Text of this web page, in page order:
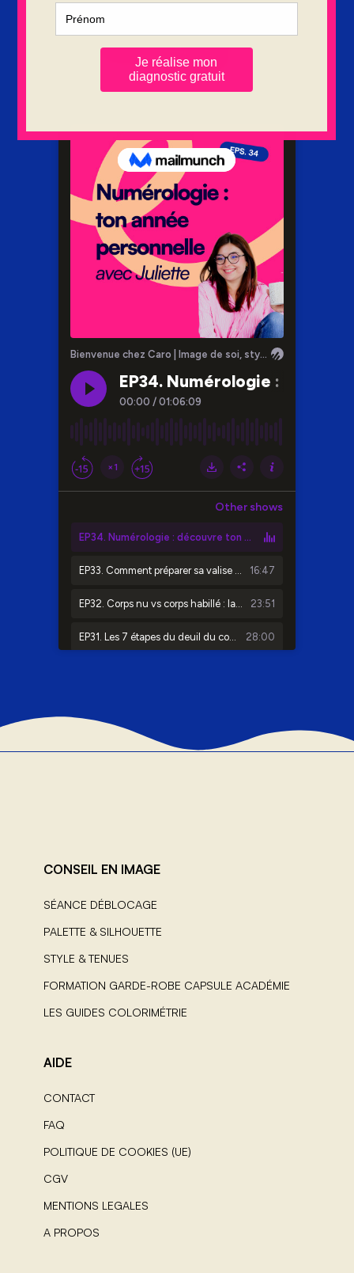
CONSEIL EN IMAGE
SÉANCE DÉBLOCAGE
PALETTE & SILHOUETTE
STYLE & TENUES
FORMATION GARDE-ROBE CAPSULE ACADÉMIE
LES GUIDES COLORIMÉTRIE
AIDE
CONTACT
FAQ
POLITIQUE DE COOKIES (UE)
CGV
MENTIONS LEGALES
A PROPOS